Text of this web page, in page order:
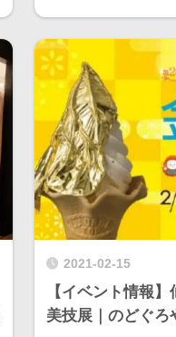
2021-02-15
【イベント情報
美技展｜のどぐろ